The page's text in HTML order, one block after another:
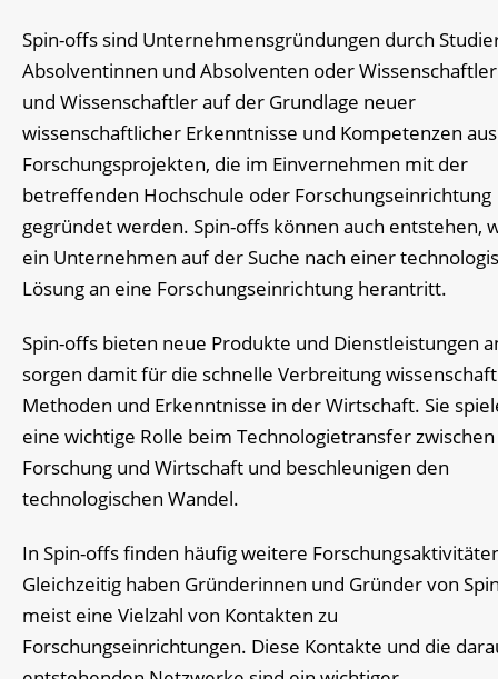
Spin-offs sind Unternehmensgründungen durch
Absolventinnen und Absolventen oder
und Wissenschaftler auf der Grundlage neuer
wissenschaftlicher Erkenntnisse und Kompetenzen aus
Forschungsprojekten, die im Einvernehmen mit der
betreffenden Hochschule oder Forschungseinrichtung
gegründet werden. Spin-offs können auch entstehen,
ein Unternehmen auf der Suche nach einer
Lösung an eine Forschungseinrichtung herantritt.
Spin-offs bieten neue Produkte und Dienstleistungen
sorgen damit für die schnelle Verbreitung
Methoden und Erkenntnisse in der Wirtschaft. Sie
eine wichtige Rolle beim Technologietransfer zwischen
Forschung und Wirtschaft und beschleunigen den
technologischen Wandel.
In Spin-offs finden häufig weitere
Gleichzeitig haben Gründerinnen und Gründer von
meist eine Vielzahl von Kontakten zu
Forschungseinrichtungen. Diese Kontakte und die